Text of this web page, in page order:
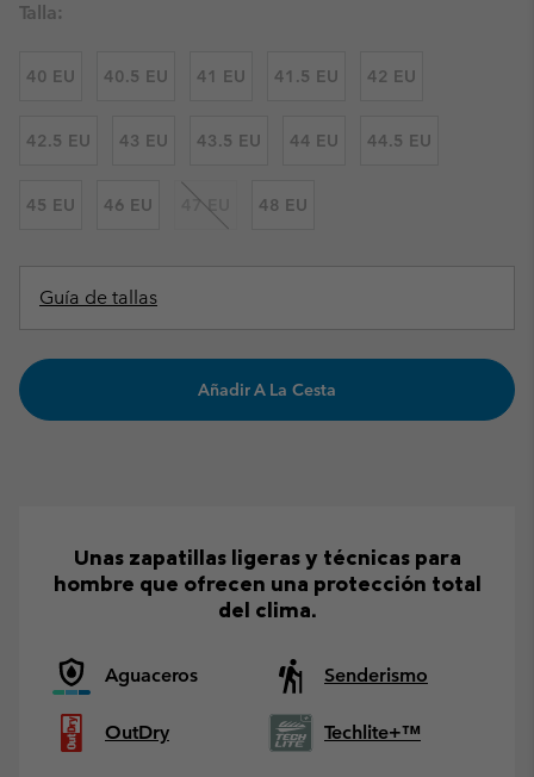
Talla:
40 EU 40.5 EU 41 EU 41.5 EU 42 EU
42.5 EU 43 EU 43.5 EU 44 EU 44.5 EU
45 EU 46 EU 47 EU 48 EU
Guía de tallas
Añadir A La Cesta
Unas zapatillas ligeras y técnicas para
hombre que ofrecen una protección total
del clima.
Aguaceros Senderismo
OutDry Techlite+™